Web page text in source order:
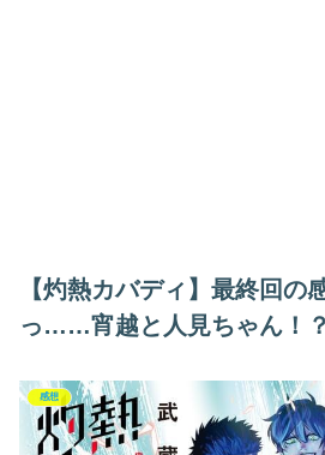
【灼熱カバディ】最終回の
っ……宵越と人見ちゃん！？
感想